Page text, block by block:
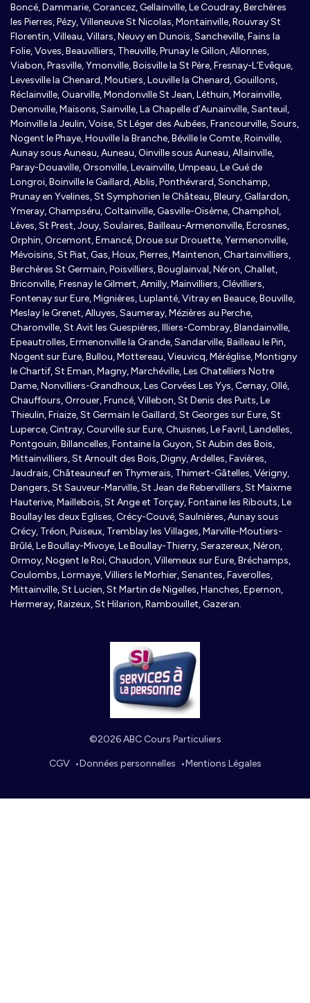
Boncé, Dammarie, Corancez, Gellainville, Le Coudray, Berchères
les Pierres, Pézy, Villeneuve St Nicolas, Montainville, Rouvray St
Florentin, Villeau, Villars, Neuvy en Dunois, Sancheville, Fains la
Folie, Voves, Beauvilliers, Theuville, Prunay le Gillon, Allonnes,
Viabon, Prasville, Ymonville, Boisville la St Père, Fresnay-L’Evêque,
Levesville la Chenard, Moutiers, Louville la Chenard, Gouillons,
Réclainville, Ouarville, Mondonville St Jean, Léthuin, Morainville,
Denonville, Maisons, Sainville, La Chapelle d’Aunainville, Santeuil,
Moinville la Jeulin, Voise, St Léger des Aubées, Francourville, Sours,
Nogent le Phaye, Houville la Branche, Béville le Comte, Roinville,
Aunay sous Auneau, Auneau, Oinville sous Auneau, Allainville,
Paray-Douaville, Orsonville, Levainville, Umpeau, Le Gué de
Longroi, Boinville le Gaillard, Ablis, Ponthévrard, Sonchamp,
Prunay en Yvelines, St Symphorien le Château, Bleury, Gallardon,
Ymeray, Champséru, Coltainville, Gasville-Oisème, Champhol,
Lèves, St Prest, Jouy, Soulaires, Bailleau-Armenonville, Ecrosnes,
Orphin, Orcemont, Emancé, Droue sur Drouette, Yermenonville,
Mévoisins, St Piat, Gas, Houx, Pierres, Maintenon, Chartainvilliers,
Berchères St Germain, Poisvilliers, Bouglainval, Néron, Challet,
Briconville, Fresnay le Gilmert, Amilly, Mainvilliers, Clévilliers,
Fontenay sur Eure, Mignières, Luplanté, Vitray en Beauce, Bouville,
Meslay le Grenet, Alluyes, Saumeray, Mézières au Perche,
Charonville, St Avit les Guespières, Illiers-Combray, Blandainville,
Epeautrolles, Ermenonville la Grande, Sandarville, Bailleau le Pin,
Nogent sur Eure, Bullou, Mottereau, Vieuvicq, Méréglise, Montigny
le Chartif, St Eman, Magny, Marchéville, Les Chatelliers Notre
Dame, Nonvilliers-Grandhoux, Les Corvées Les Yys, Cernay, Ollé,
Chauffours, Orrouer, Fruncé, Villebon, St Denis des Puits, Le
Thieulin, Friaize, St Germain le Gaillard, St Georges sur Eure, St
Luperce, Cintray, Courville sur Eure, Chuisnes, Le Favril, Landelles,
Pontgouin, Billancelles, Fontaine la Guyon, St Aubin des Bois,
Mittainvilliers, St Arnoult des Bois, Digny, Ardelles, Favières,
Jaudrais, Châteauneuf en Thymerais, Thimert-Gâtelles, Vérigny,
Dangers, St Sauveur-Marville, St Jean de Rebervilliers, St Maixme
Hauterive, Maillebois, St Ange et Torçay, Fontaine les Ribouts, Le
Boullay les deux Eglises, Crécy-Couvé, Saulnières, Aunay sous
Crécy, Tréon, Puiseux, Tremblay les Villages, Marville-Moutiers-
Brûlé, Le Boullay-Mivoye, Le Boullay-Thierry, Serazereux, Néron,
Ormoy, Nogent le Roi, Chaudon, Villemeux sur Eure, Bréchamps,
Coulombs, Lormaye, Villiers le Morhier, Senantes, Faverolles,
Mittainville, St Lucien, St Martin de Nigelles, Hanches, Epernon,
Hermeray, Raizeux, St Hilarion, Rambouillet, Gazeran.
©2026 ABC Cours Particuliers
CGV Données personnelles Mentions Légales